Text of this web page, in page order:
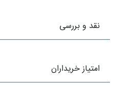
نقد و بررسی
امتیاز خریداران